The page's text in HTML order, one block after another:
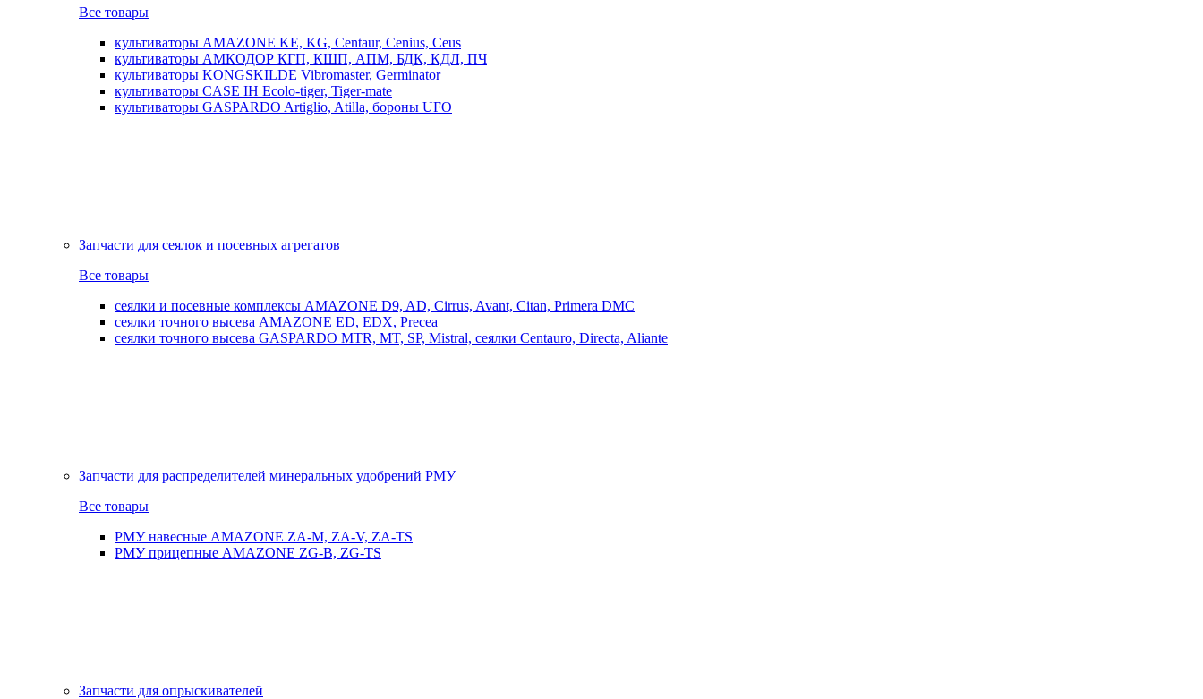
Все товары
культиваторы AMAZONE KE, KG, Centaur, Cenius, Ceus
культиваторы АМКОДОР КГП, КШП, АПМ, БДК, КДЛ, ПЧ
культиваторы KONGSKILDE Vibromaster, Germinator
культиваторы CASE IH Ecolo-tiger, Tiger-mate
культиваторы GASPARDO Artiglio, Atilla, бороны UFO
Запчасти для сеялок и посевных агрегатов
Все товары
сеялки и посевные комплексы AMAZONE D9, AD, Cirrus, Avant, Citan, Primera DMC
сеялки точного высева AMAZONE ED, EDX, Precea
сеялки точного высева GASPARDO MTR, MT, SP, Mistral, сеялки Centauro, Directa, Aliante
Запчасти для распределителей минеральных удобрений РМУ
Все товары
РМУ навесные AMAZONE ZA-M, ZA-V, ZA-TS
РМУ прицепные AMAZONE ZG-B, ZG-TS
Запчасти для опрыскивателей